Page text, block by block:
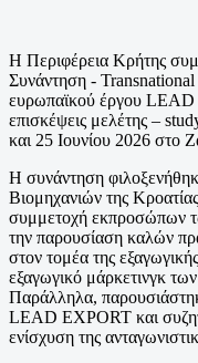
Η Περιφέρεια Κρήτης
Συνάντηση -
ευρωπαϊκού έργου LEAD
επισκέψεις μελέτης –
και 25 Ιουνίου 2026 στο
Η συνάντηση
Βιομηχανιών της
συμμετοχή εκπροσώπων
την παρουσίαση καλών
στον τομέα της
εξαγωγικό μάρκετινγκ
Παράλληλα,
LEAD EXPORT και
ενίσχυση της